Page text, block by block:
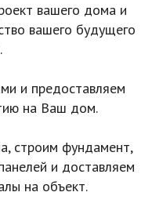
вашего дома и
вашего будущего
и предоставляем
на Ваш дом.
строим фундамент,
и доставляем
на объект.